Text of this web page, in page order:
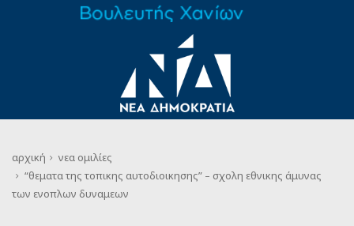
αρχική νεα ομιλίες
“θεματα της τοπικης αυτοδιοικησης” – σχολη εθνικης άμυνας
των ενοπλων δυναμεων